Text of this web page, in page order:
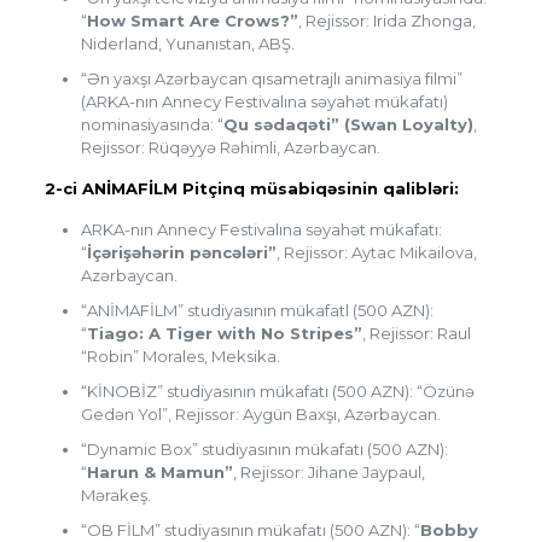
“How Smart Are Crows?” , Rejissor: Irida Zhonga,
Niderland, Yunanıstan, ABŞ.
“Ən yaxşı Azərbaycan qısametrajlı animasiya filmi”
(ARKA-nın Annecy Festivalına səyahət mükafatı)
nominasiyasında: “Qu sədaqəti” (Swan Loyalty)
Rejissor: Rüqəyyə Rəhimli, Azərbaycan.
2-ci ANİMAFİLM Pitçinq müsabiqəsinin qalibləri:
ARKA-nın Annecy Festivalına səyahət mükafatı:
“İçərişəhərin pəncələri” , Rejissor: Aytac Mikailova,
Azərbaycan.
“ANİMAFİLM” studiyasının mükafatl (500 AZN):
“Tiago: A Tiger with No Stripes” , Rejissor: Raul
“Robin” Morales, Meksika.
“KİNOBİZ” studiyasının mükafatı (500 AZN): “Özünə
Gedən Yol”, Rejissor: Aygün Baxşı, Azərbaycan.
“Dynamic Box” studiyasının mükafatı (500 AZN):
“Harun & Mamun” , Rejissor: Jihane Jaypaul,
Mərakeş.
“OB FİLM” studiyasının mükafatı (500 AZN): “Bobby